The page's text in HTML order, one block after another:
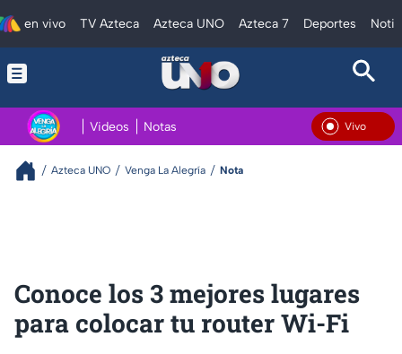
en vivo TV Azteca Azteca UNO Azteca 7 Deportes
Videos Notas En Vivo
Azteca UNO Venga La Alegría Nota
Conoce los 3 mejores lugares
para colocar tu router Wi-Fi